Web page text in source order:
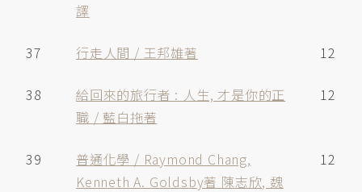
譯
37 行走人間 / 王邦雄著 12
38
給回來的旅行者 : 人生, 才是你的正
職 / 藍白拖著
12
39
普通化學 / Raymond Chang,
Kenneth A. Goldsby著 陳志欣, 魏
12